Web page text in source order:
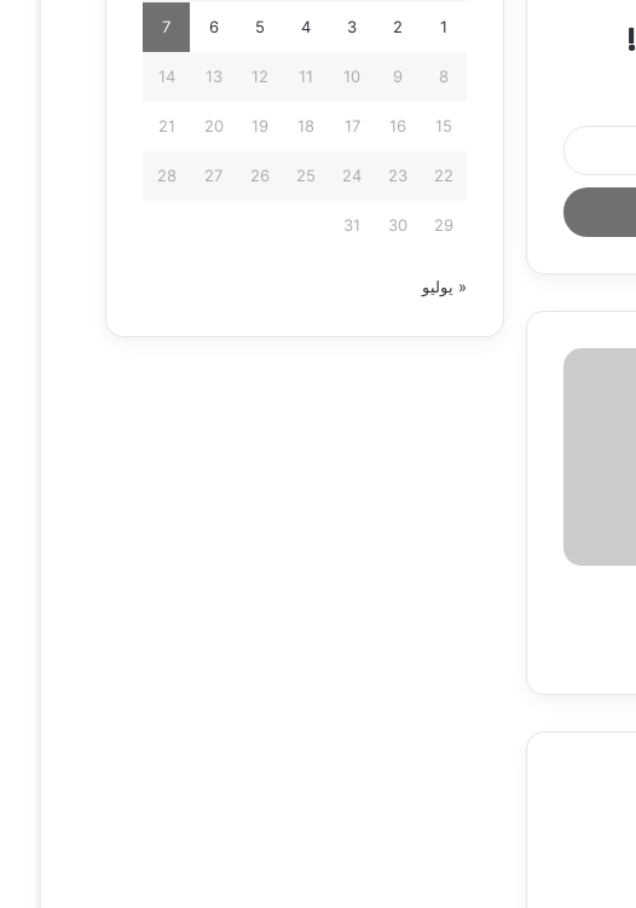
1
2
3
4
5
6
7
8
9
10
11
12
13
14
15
16
17
18
19
20
21
22
23
24
25
26
27
28
29
30
31
« يوليو